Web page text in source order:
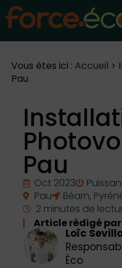
Vous êtes ici : Accueil >
Pau
Pau
Oct 2023
Pau
Béarn,
2 minutes de
Article rédigé par
Loïc
Éco